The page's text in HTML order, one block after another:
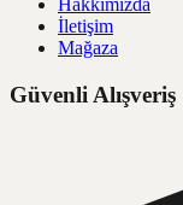
İletişim
Mağaza
Güvenli Alışveriş